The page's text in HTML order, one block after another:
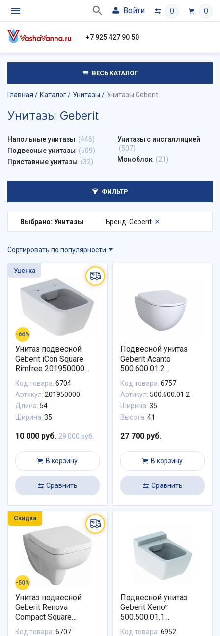
Войти 0 0
+7 925 427 90 50
ВЕСЬ КАТАЛОГ
Главная Каталог Унитазы Унитазы Geberit
Унитазы Geberit
Напольные унитазы (446)
Подвесные унитазы (509)
Приставные унитазы (32)
Унитазы с инсталляцией
(507)
Моноблок (21)
ФИЛЬТР
Выбрано: Унитазы Бренд: Geberit
Сортировать по популярности
Уценка
-66%
Унитаз подвесной
Geberit iCon Square
Rimfree 201950000
(УЦЕНКА)
Код товара: 6704
Артикул: 201950000
Длина: 54
Ширина: 35
10 000 руб. 29 000 руб.
В корзину
Сравнить
Подвесной унитаз
Geberit Acanto
500.600.01.2
безободковый
Код товара: 6757
Артикул: 500.600.01.2
Ширина: 35
Высота: 41
27 700 руб.
В корзину
Сравнить
Скидка
-50%
Унитаз подвесной
Geberit Renova
Compact Square
206145000
Код товара: 6707
Подвесной унитаз
Geberit Xeno²
500.500.01.1
безободковый
Код товара: 6952